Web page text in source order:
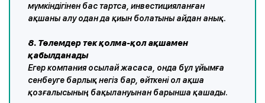
мүмкіндігінен бас тартса, инвестицияланған
ақшаны алу одан да қиын болатыны айдан анық.
8. Төлемдер тек қолма-қол ақшамен
қабылданады
Егер компания осылай жасаса, онда бұл ұйымға
сенбеуге барлық негіз бар, өйткені ол ақша
қозғалысының бақылануынан барынша қашады.